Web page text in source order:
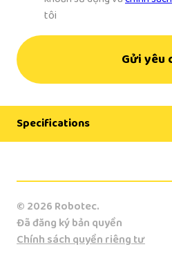
tôi
Gửi yêu
Specifications
Model
KF262
© 2026 Robotec.
Đã đăng ký bản quyền
Chính sách quyền riêng tư